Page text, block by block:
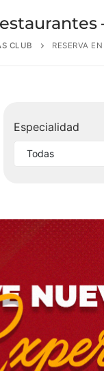
CLUB RESERVA
Especialidad
Todas